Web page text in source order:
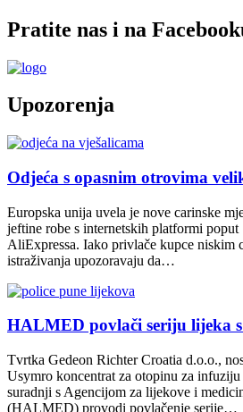
Pratite nas i na
Upozorenja
Odjeća s opasnim otrovima
Europska unija uvela je nove carinske
jeftine robe s internetskih platformi poput
AliExpressa. Iako privlače kupce niskim
istraživanja upozoravaju da…
HALMED povlači seriju lijeka
Tvrtka Gedeon Richter Croatia d.o.o.,
Usymro koncentrat za otopinu za
suradnji s Agencijom za lijekove i
(HALMED) provodi povlačenje serije…